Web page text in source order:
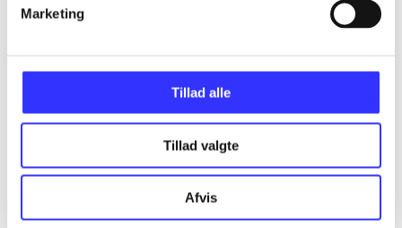
Marketing
Tillad alle
Tillad valgte
Afvis
...